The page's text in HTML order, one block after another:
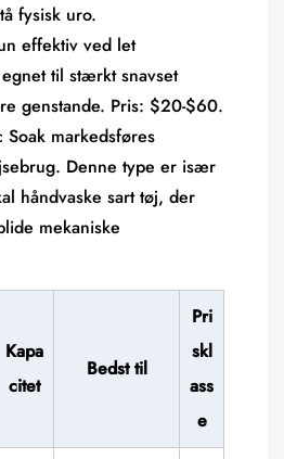
fysisk uro.
effektiv ved let
til stærkt snavset
genstande. Pris: $20-$60.
markedsføres
Denne type er især
håndvaske sart tøj, der
mekaniske
Kapa
citet
Bedst til
Pri
skl
ass
e